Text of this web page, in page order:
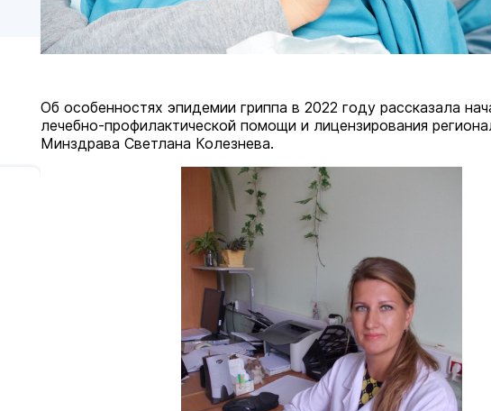
Об особенностях эпидемии гриппа в 2022 году рассказала
лечебно-профилактической помощи и лицензирования
Минздрава Светлана Колезнева.